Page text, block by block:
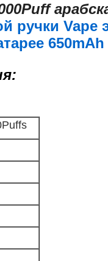
ручки Vape
650mAh